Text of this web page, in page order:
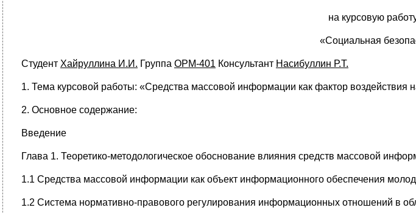
на курсовую
«Социальная
Студент Хайруллина И.И. Группа ОРМ-401 Консультант Насибуллин Р.Т.
1. Тема курсовой работы: «Средства массовой информации как фактор
2. Основное содержание:
Введение
Глава 1. Теоретико-методологическое обоснование влияния средств массовой
1.1 Средства массовой информации как объект информационного обеспечения
1.2 Система нормативно-правового регулирования информационных отношений в